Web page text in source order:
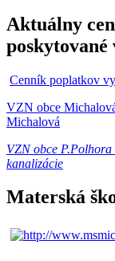
Aktuálny
Cenník poplatkov
VZN obce
Michalová
VZN obce
kanalizácie
Materská